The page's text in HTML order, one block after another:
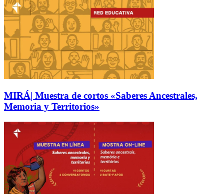
MIRÁ| Muestra de cortos «Saberes Ancestrales,
Memoria y Territorios»